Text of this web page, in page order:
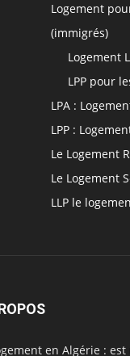
Logement
(immigrés)
Logement
LPP pour
LPA :
LPP :
Le Logement
Le Logement
LLP le
en Algérie :